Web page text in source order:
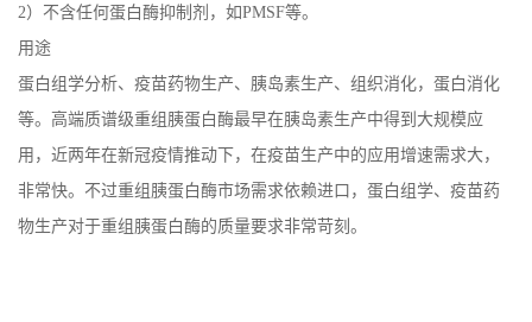
2）不含任何蛋白酶抑制剂，如PMSF等。
用途
蛋白组学分析、疫苗药物生产、胰岛素生产、组织消化，蛋白消化
等。高端质谱级重组胰蛋白酶最早在胰岛素生产中得到大规模应
用，近两年在新冠疫情推动下，在疫苗生产中的应用增速需求大，
非常快。不过重组胰蛋白酶市场需求依赖进口，蛋白组学、疫苗药
物生产对于重组胰蛋白酶的质量要求非常苛刻。